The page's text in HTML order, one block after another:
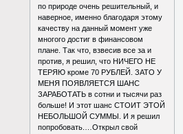
по природе очень решительный, и
наверное, именно благодаря этому
качеству на данный момент уже
многого достиг в финансовом
плане. Так что, взвесив все за и
против, я решил, что НИЧЕГО НЕ
ТЕРЯЮ кроме 70 РУБЛЕЙ. ЗАТО У
МЕНЯ ПОЯВЛЯЕТСЯ ШАНС
ЗАРАБОТАТЬ в сотни и тысячи раз
больше! И этот шанс СТОИТ ЭТОЙ
НЕБОЛЬШОЙ СУММЫ. И я решил
попробовать.…Открыл свой